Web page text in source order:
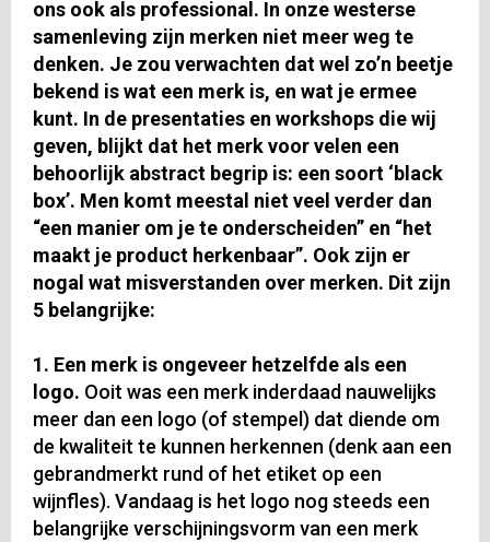
ons ook als professional. In onze westerse
samenleving zijn merken niet meer weg te
denken. Je zou verwachten dat wel zo’n beetje
bekend is wat een merk is, en wat je ermee
kunt. In de presentaties en workshops die wij
geven, blijkt dat het merk voor velen een
behoorlijk abstract begrip is: een soort ‘black
box’. Men komt meestal niet veel verder dan
“een manier om je te onderscheiden” en “het
maakt je product herkenbaar”. Ook zijn er
nogal wat misverstanden over merken. Dit zijn
5 belangrijke:
1. Een merk is ongeveer hetzelfde als een
logo. Ooit was een merk inderdaad nauwelijks
meer dan een logo (of stempel) dat diende om
de kwaliteit te kunnen herkennen (denk aan een
gebrandmerkt rund of het etiket op een
wijnfles). Vandaag is het logo nog steeds een
belangrijke verschijningsvorm van een merk